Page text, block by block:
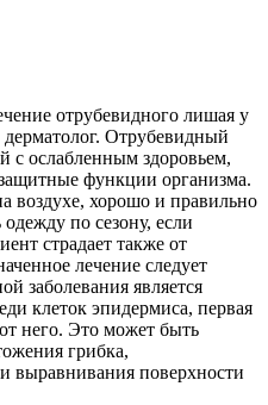
отрубевидного лишая у
дерматолог. Отрубевидный
с ослабленным здоровьем,
функции организма.
воздухе, хорошо и правильно
по сезону, если
страдает также от
лечение следует
заболевания является
клеток эпидермиса, первая
него. Это может быть
грибка,
выравнивания поверхности